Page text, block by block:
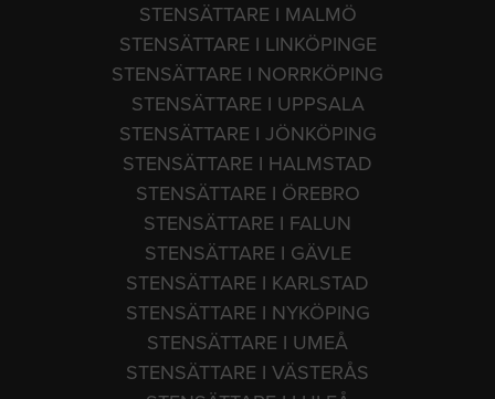
STENSÄTTARE I MALMÖ
STENSÄTTARE I LINKÖPINGE
STENSÄTTARE I NORRKÖPING
STENSÄTTARE I UPPSALA
STENSÄTTARE I JÖNKÖPING
STENSÄTTARE I HALMSTAD
STENSÄTTARE I ÖREBRO
STENSÄTTARE I FALUN
STENSÄTTARE I GÄVLE
STENSÄTTARE I KARLSTAD
STENSÄTTARE I NYKÖPING
STENSÄTTARE I UMEÅ
STENSÄTTARE I VÄSTERÅS